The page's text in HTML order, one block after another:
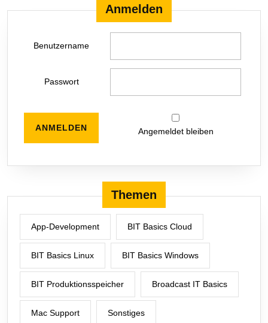
Anmelden
Benutzername
Passwort
Angemeldet bleiben
Themen
App-Development BIT Basics Cloud
BIT Basics Linux BIT Basics Windows
BIT Produktionsspeicher Broadcast IT Basics
Mac Support Sonstiges